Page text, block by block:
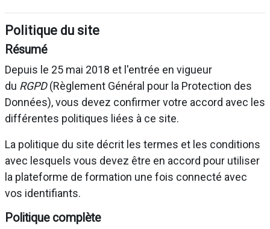
Politique du site
Résumé
Depuis le 25 mai 2018 et l'entrée en vigueur
du RGPD(Règlement Général pour la Protection des
Données), vous devez confirmer votre accord avec les
différentes politiques liées à ce site.
La politique du site décrit les termes et les conditions
avec lesquels vous devez être en accord pour utiliser
la plateforme de formation une fois connecté avec
vos identifiants.
Politique complète